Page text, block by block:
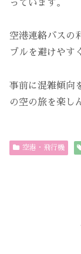
っています。
空港連絡バスの
ブルを避けやす
事前に混雑傾向
の空の旅を楽し
空港・飛行機